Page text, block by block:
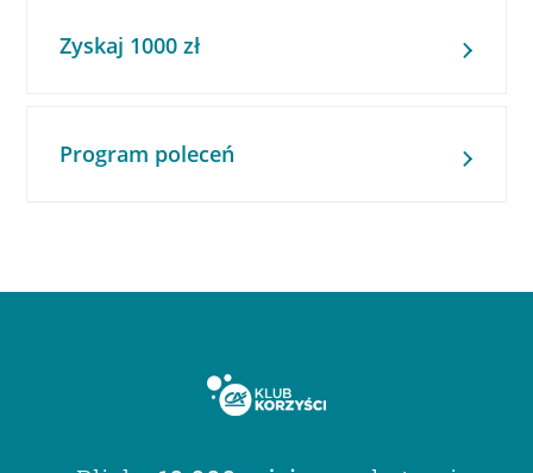
Zyskaj 1000 zł
Program poleceń